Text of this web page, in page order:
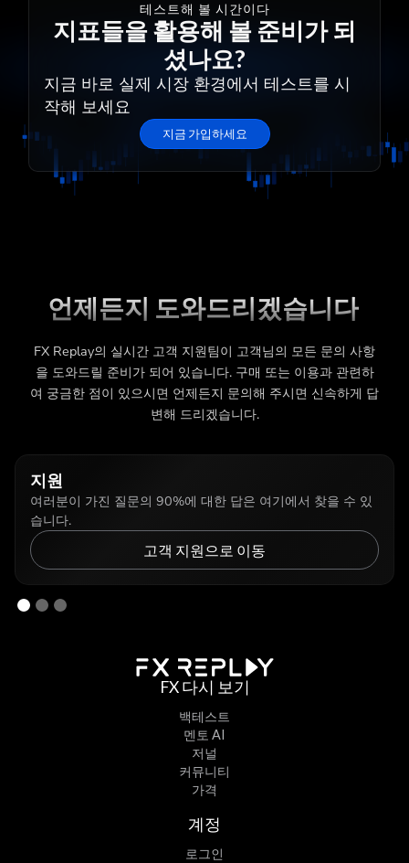
테스트해 볼 시간이다
지표들을 활용해 볼 준비가 되
셨나요?
지금 바로 실제 시장 환경에서 테스트를 시
작해 보세요
지금 가입하세요
언제든지 도와드리겠습니다
FX Replay의 실시간 고객 지원팀이 고객님의 모든 문의 사항
을 도와드릴 준비가 되어 있습니다. 구매 또는 이용과 관련하
여 궁금한 점이 있으시면 언제든지 문의해 주시면 신속하게 답
변해 드리겠습니다.
지원
여러분이 가진 질문의 90%에 대한 답은 여기에서 찾을 수 있
습니다.
고객 지원으로 이동
FX 다시 보기
백테스트
멘토 AI
저널
커뮤니티
가격
계정
로그인